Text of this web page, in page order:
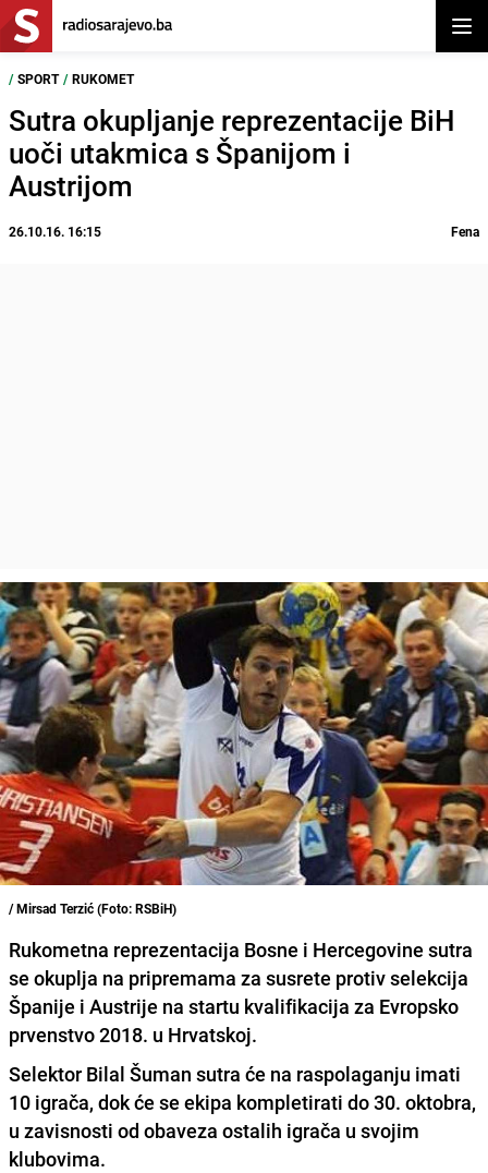
/ SPORT / RUKOMET
Sutra okupljanje reprezentacije BiH
uoči utakmica s Španijom i
Austrijom
26.10.16. 16:15 Fena
/ Mirsad Terzić (Foto: RSBiH)
Rukometna reprezentacija Bosne i Hercegovine sutra
se okuplja na pripremama za susrete protiv selekcija
Španije i Austrije na startu kvalifikacija za Evropsko
prvenstvo 2018. u Hrvatskoj.
Selektor Bilal Šuman sutra će na raspolaganju imati
10 igrača, dok će se ekipa kompletirati do 30. oktobra,
u zavisnosti od obaveza ostalih igrača u svojim
klubovima.